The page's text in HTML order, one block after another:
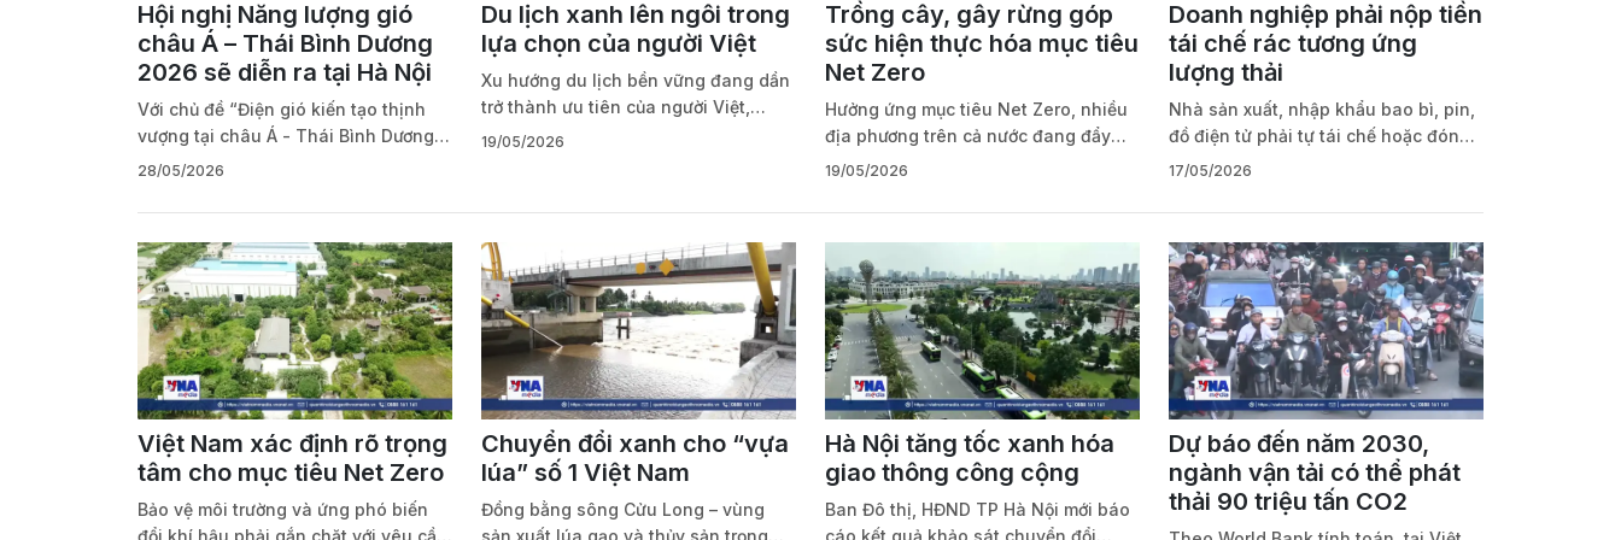
Hội nghị Năng lượng gió
châu Á – Thái Bình Dương
2026 sẽ diễn ra tại Hà Nội
Với chủ đề “Điện gió kiến tạo thịnh
vượng tại châu Á - Thái Bình Dương:
Xây dựng nền kinh tế vận hành bằng
gió và chuỗi cung ứng”, Hội nghị
Năng lượng gió khu vực châu Á -
Thái Bình Dương 2026 sẽ diễn ra
trong 3 ngày, từ 9/6 - 11/6/2026 tại
Hà Nội
28/05/2026
Du lịch xanh lên ngôi trong
lựa chọn của người Việt
Xu hướng du lịch bền vững đang dần
trở thành ưu tiên của người Việt,
không chỉ trong nhận thức mà còn
Booking.com, có tới 96% du khách
Việt lựa chọn du lịch theo hướng
thân thiện môi trường như hòa mình
vào văn hóa bản địa, hạn chế nhựa
dùng một lần, giảm rác thải và ưu tiên
phương tiện công cộng hoặc xe điện.
19/05/2026
Trồng cây, gây rừng góp
sức hiện thực hóa mục tiêu
Net Zero
Hưởng ứng mục tiêu Net Zero, nhiều
địa phương trên cả nước đang đẩy
mạnh hoạt động trồng cây, gây rừng
bảo vệ môi trường.
19/05/2026
Doanh nghiệp phải nộp tiền
tái chế rác tương ứng
lượng thải
Nhà sản xuất, nhập khẩu bao bì, pin,
đồ điện tử phải tự tái chế hoặc đóng
góp cho Quỹ Bảo vệ môi trường Việt
đổi so với lượng hàng đưa ra thị
trường.
17/05/2026
Việt Nam xác định rõ trọng
tâm cho mục tiêu Net Zero
Bảo vệ môi trường và ứng phó biến
đổi khí hậu phải gắn chặt với yêu cầu
Chuyển đổi xanh cho “vựa
lúa” số 1 Việt Nam
Đồng bằng sông Cửu Long – vùng
sản xuất lúa gạo và thủy sản trọng
Hà Nội tăng tốc xanh hóa
giao thông công cộng
Ban Đô thị, HĐND TP Hà Nội mới báo
cáo kết quả khảo sát chuyển đổi
Dự báo đến năm 2030,
ngành vận tải có thể phát
thải 90 triệu tấn CO2